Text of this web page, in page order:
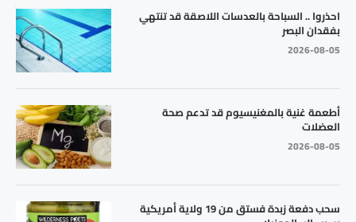
احذروا .. السباحة بالعدسات اللاصقة قد تنتهي
بفقدان البصر
2026-08-05
أطعمة غنية بالمغنيسيوم قد تدعم صحة
العضلات
2026-08-05
سحب دفعة زبدة فستق من 19 ولاية أمريكية